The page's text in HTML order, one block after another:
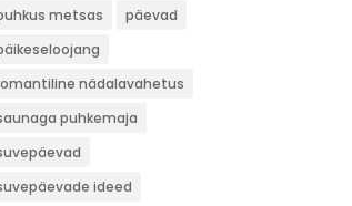
metsas
päevad
nädalavahetus
puhkemaja
ideed